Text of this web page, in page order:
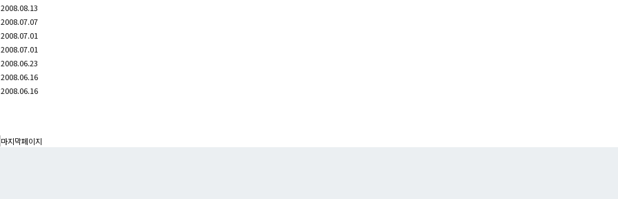
2008.08.13
2008.07.07
2008.07.01
2008.07.01
2008.06.23
2008.06.16
2008.06.16